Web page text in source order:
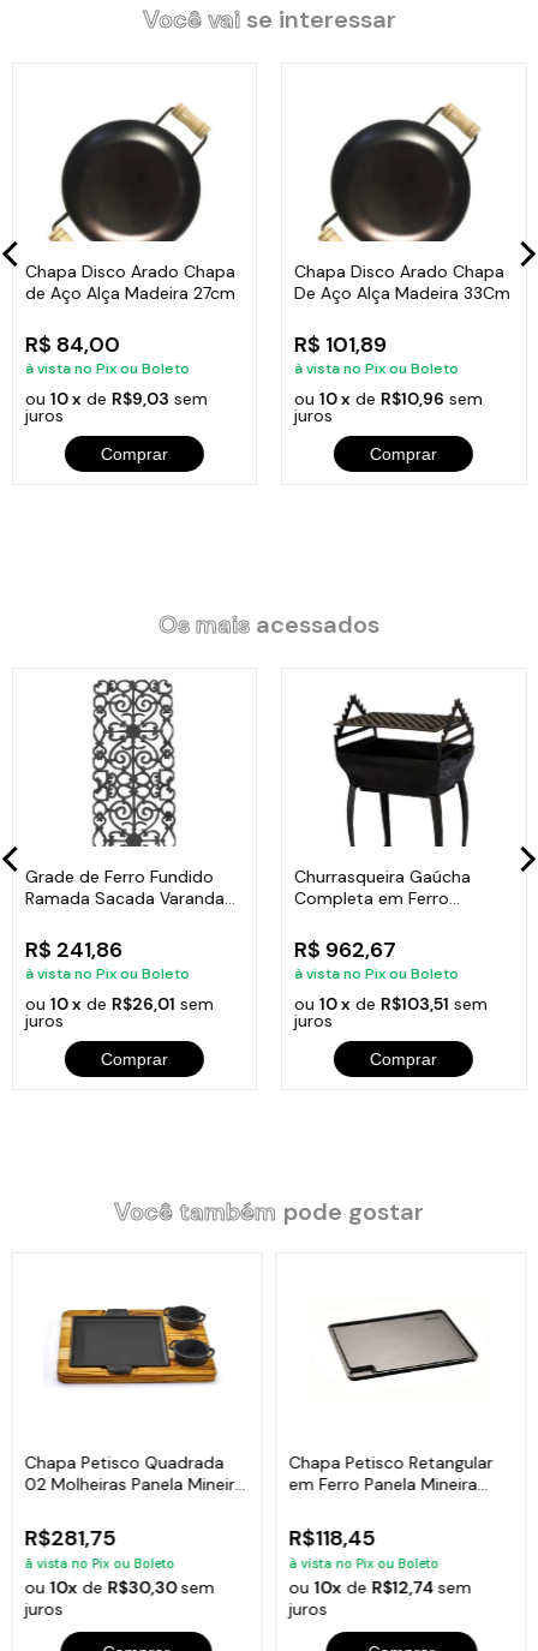
_x005F_x000D_
Características do Produto:
_x005F_x000D_
Comprimento Total (com as alças): 65cm
_x005F_x000D_
Material: Chapa de Aço.
_x005F_x000D_
Diâmetro : 53cm.
_x005F_x000D_
Alça: Madeira.
_x005F_x000D_
Peso: 5,7Kg.
_x005F_x000D_
_x005F_x000D_
Chapa_ara_Alca_53mard
_x005F_x000D_
_x005F_x000D_
Você vaise interessar
Chapa Disco Arado Chapa
de Aço Alça Madeira 27cm
R$ 84,00
à vista no Pix ou Boleto
ou 10 xde R$9,03 sem
juros
Comprar
Chapa Disco Arado Chapa
De Aço Alça Madeira 33Cm
R$ 101,89
à vista no Pix ou Boleto
ou 10 xde R$10,96 sem
juros
Comprar
Os mais acessados
Grade de Ferro Fundido
Ramada Sacada Varanda
R$ 241,86
à vista no Pix ou Boleto
ou 10 xde R$26,01 sem
juros
Comprar
Churrasqueira Gaúcha
Completa em Ferro
R$ 962,67
à vista no Pix ou Boleto
ou 10 xde R$103,51 sem
juros
Comprar
Você também pode gostar
Chapa Petisco Quadrada
02 Molheiras Panela Mineira
R$281,75
à vista no Pix ou Boleto
ou10x de R$30,30sem
juros
Chapa Petisco Retangular
em Ferro Panela Mineira
R$118,45
à vista no Pix ou Boleto
ou10x de R$12,74sem
juros